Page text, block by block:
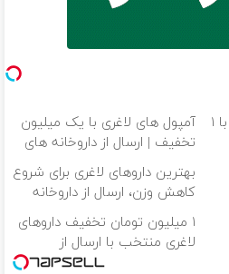
بهترین قیمت داروهای لاغری، با ۱
آمپول های لاغری با یک میلیون
تخفیف | ارسال از داروخانه های
بهترین داروهای لاغری برای شروع
کاهش وزن، ارسال از داروخانه
های نزدیکت!
۱ میلیون تومان تخفیف داروهای
لاغری منتخب با ارسال از
داروخانه نزدیکت